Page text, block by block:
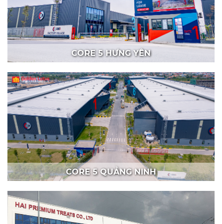
CORE 5 HƯNG YÊN
CORE 5 QUẢNG NINH